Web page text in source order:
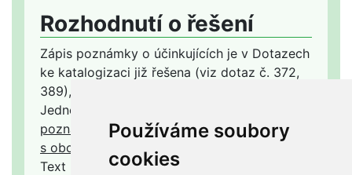
Používáme soubory
cookies
Rozhodnutí o řešení
Zápis poznámky o účinkujících je v Dotazech
ke katalogizaci již řešena (viz dotaz č. 372,
389), včetně používané interpunkce.
Jednotlivé
poznámce o účinkujících oddělují středníkem
s oboustrannou mezerou
Text i příklady uvedené v příručce